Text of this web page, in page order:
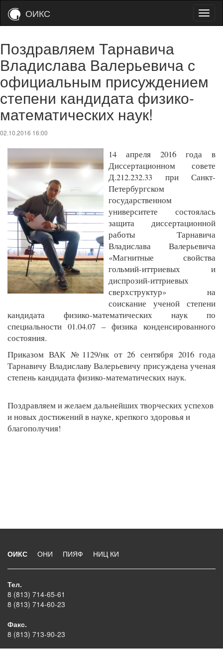
ОИКС
Поздравляем Тарнавича
Владислава Валерьевича с
официальным присуждением
степени кандидата физико-
математических наук!
02.10.2016 16:00
14 апреля 2016 года в
Диссертационном совете
Д.212.232.33 при Санкт-
Петербургском
государственном
университете состоялась
защита диссертационной
работы Тарнавича
Владислава Валерьевича
«Магнитные свойства
гольмий-иттриевых и
диспрозий-иттриевых
сверхструктур» на
соискание ученой степени
кандидата физико-математических наук по
специальности 01.04.07 – физика конденсированного
состояния.
Приказом ВАК №1129/нк от 26 сентября 2016 года
Тарнавичу Владиславу Валерьевичу присуждена ученая
степень кандидата физико-математических наук.
Поздравляем и желаем дальнейших творческих успехов
и новых достижений в науке, крепкого здоровья и
благополучия!
ОИКС ОНИ ПИЯФ НИЦ КИ
Тел.
8 (813) 714-65-61
8 (813) 714-60-23
Факс.
8 (813) 713-90-23